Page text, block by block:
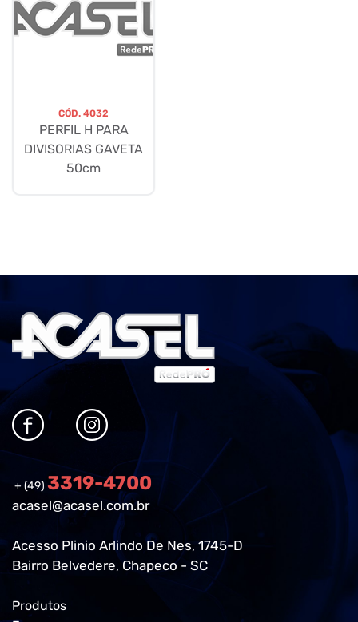
CÓD. 4032
PERFIL H PARA
DIVISORIAS GAVETA
50cm
+ (49) 3319-4700
acasel@acasel.com.br
Acesso Plinio Arlindo De Nes, 1745-D
Bairro Belvedere, Chapeco - SC
Produtos